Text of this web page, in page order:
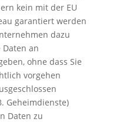
kein mit der EU
garantiert werden
dazu
an
ohne dass Sie
vorgehen
Geheimdienste)
Daten zu